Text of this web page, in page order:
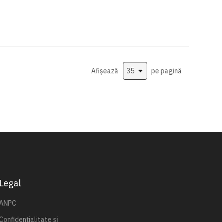
Afișează
pe pagină
Legal
Confidențialitate și